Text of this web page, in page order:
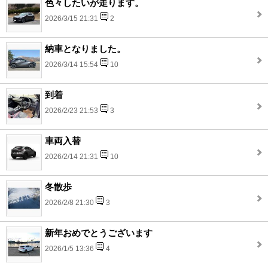
色々したいが走ります。
2026/3/15 21:31 2
納車となりました。
2026/3/14 15:54 10
到着
2026/2/23 21:53 3
車両入替
2026/2/14 21:31 10
冬散歩
2026/2/8 21:30 3
新年おめでとうございます
2026/1/5 13:36 4